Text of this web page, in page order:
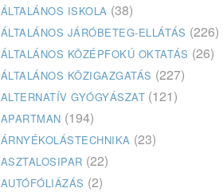
ÁLTALÁNOS ISKOLA (38)
ÁLTALÁNOS JÁRÓBETEG-ELLÁTÁS (226)
ÁLTALÁNOS KÖZÉPFOKÚ OKTATÁS (26)
ÁLTALÁNOS KÖZIGAZGATÁS (227)
ALTERNATÍV GYÓGYÁSZAT (121)
APARTMAN (194)
ÁRNYÉKOLÁSTECHNIKA (23)
ASZTALOSIPAR (22)
AUTÓFÓLIÁZÁS (2)